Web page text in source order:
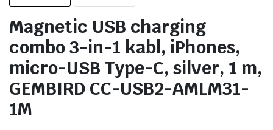
Magnetic USB charging
combo 3-in-1 kabl, iPhones,
micro-USB Type-C, silver, 1 m,
GEMBIRD CC-USB2-AMLM31-
1M